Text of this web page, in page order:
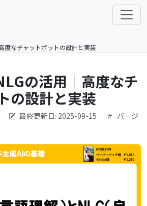
度なチャットボットの設計と実装
の活用｜高度なチ
の設計と実装
最終更新日: 2025-09-15
バージ